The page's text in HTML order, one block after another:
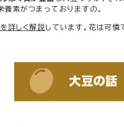
養素がつまっておりますの。
詳しく解説しています。花は可